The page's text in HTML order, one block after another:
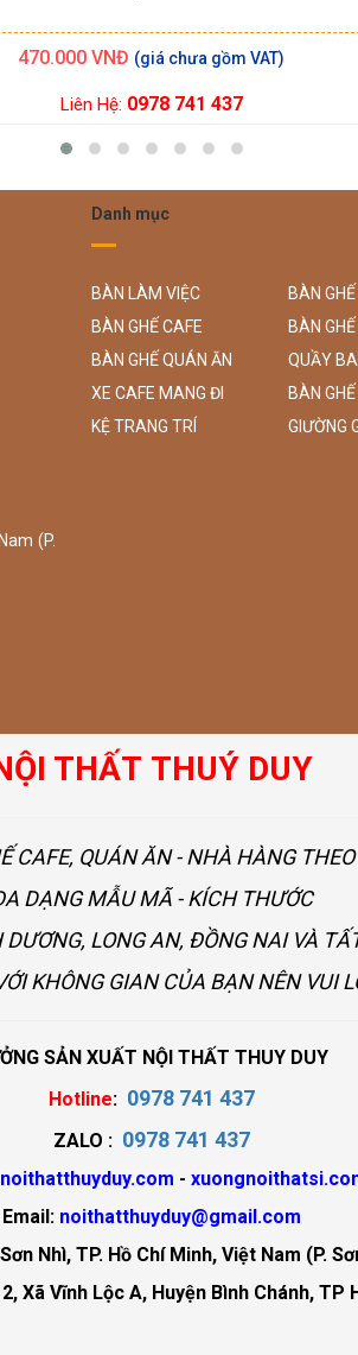
470.000 VNĐ
Liên Hệ: 0978 741 437
(P.
Danh mục
BÀN LÀM VIỆC
BÀN
BÀN GHẾ CAFE
BÀN
BÀN GHẾ QUÁN ĂN
QUẦY
XE CAFE MANG ĐI
BÀN
KỆ TRANG TRÍ
GIƯỜNG
THẤT THUÝ DUY
CAFE, QUÁN ĂN - NHÀ HÀNG
DẠNG MẪU MÃ - KÍCH THƯỚC
LONG AN, ĐỒNG NAI VÀ
KHÔNG GIAN CỦA BẠN NÊN VUI
SẢN XUẤT NỘI THẤT THUY DUY
Hotline: 0978 741 437
ZALO : 0978 741 437
noithatthuyduy.com -
Email: noithatthuyduy@gmail.com
Nhì, TP. Hồ Chí Minh, Việt Nam (P.
Xã Vĩnh Lộc A, Huyện Bình Chánh, TP